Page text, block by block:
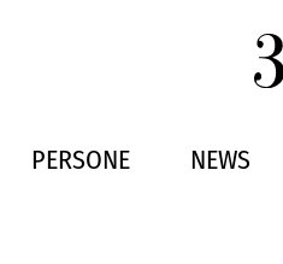
PERSONE NEWS